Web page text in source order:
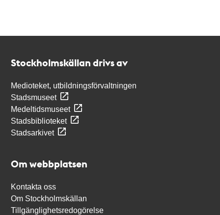
Stockholmskällan drivs av
Medioteket, utbildningsförvaltningen
Stadsmuseet
Medeltidsmuseet
Stadsbiblioteket
Stadsarkivet
Om webbplatsen
Kontakta oss
Om Stockholmskällan
Tillgänglighetsredogörelse